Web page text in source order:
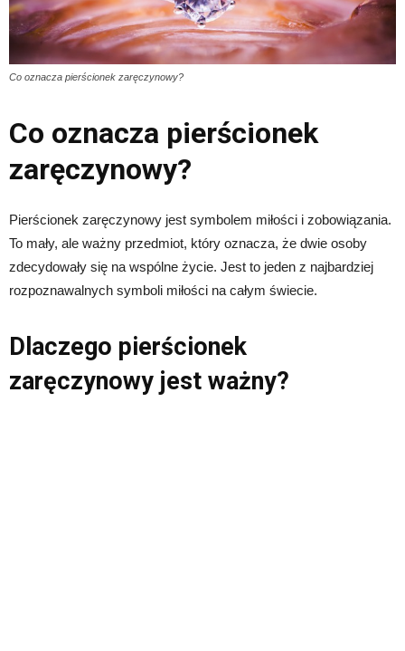
Co oznacza pierścionek zaręczynowy?
Co oznacza pierścionek
zaręczynowy?
Pierścionek zaręczynowy jest symbolem miłości i zobowiązania.
To mały, ale ważny przedmiot, który oznacza, że dwie osoby
zdecydowały się na wspólne życie. Jest to jeden z najbardziej
rozpoznawalnych symboli miłości na całym świecie.
Dlaczego pierścionek
zaręczynowy jest ważny?